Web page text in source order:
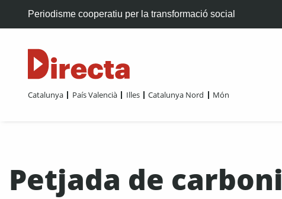
Periodisme cooperatiu per la transformació social
Catalunya País Valencià Illes Catalunya Nord Món
Petjada de carboni